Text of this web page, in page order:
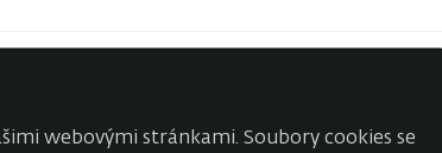
Kontakty Wealth Report
webovými stránkami. Soubory cookies se